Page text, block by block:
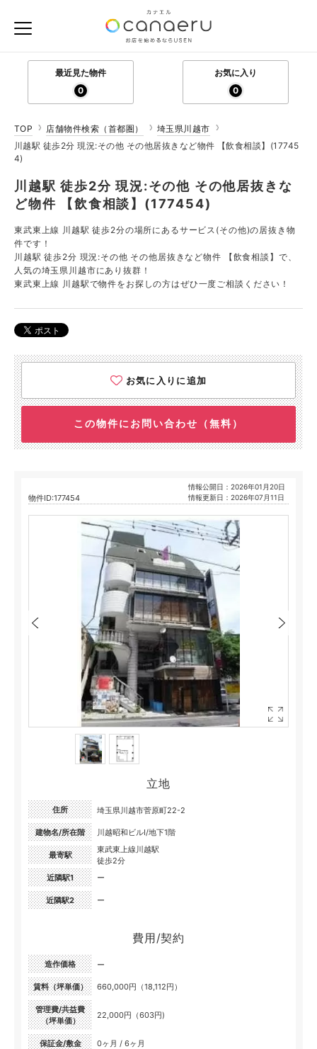
最近見た物件
0
お気に入り
0
TOP 店舗物件検索（首都圏）
埼玉県川越市
川越駅 徒歩2分 現況:その他 その他居抜きなど物件 【飲食相談】(17745
4)
川越駅 徒歩2分 現況:その他 その他居抜きな
ど物件 【飲食相談】(177454)
東武東上線 川越駅 徒歩2分の場所にあるサービス(その他)の居抜き物
件です！
川越駅 徒歩2分 現況:その他 その他居抜きなど物件 【飲食相談】で、
人気の埼玉県川越市にあり抜群！
東武東上線 川越駅で物件をお探しの方はぜひ一度ご相談ください！
お気に入りに追加
この物件にお問い合わせ（無料）
物件ID:177454
情報公開日：2026年01月20日
情報更新日：2026年07月11日
立地
住所 埼玉県川越市菅原町22-2
建物名/所在階 川越昭和ビルⅠ/地下1階
最寄駅
東武東上線川越駅
徒歩2分
近隣駅1
ー
近隣駅2 ー
費用/契約
造作価格 ー
賃料（坪単価） 660,000円（18,112円）
管理費/共益費
（坪単価）
22,000円（603円)
保証金/敷金 0ヶ月 / 6ヶ月